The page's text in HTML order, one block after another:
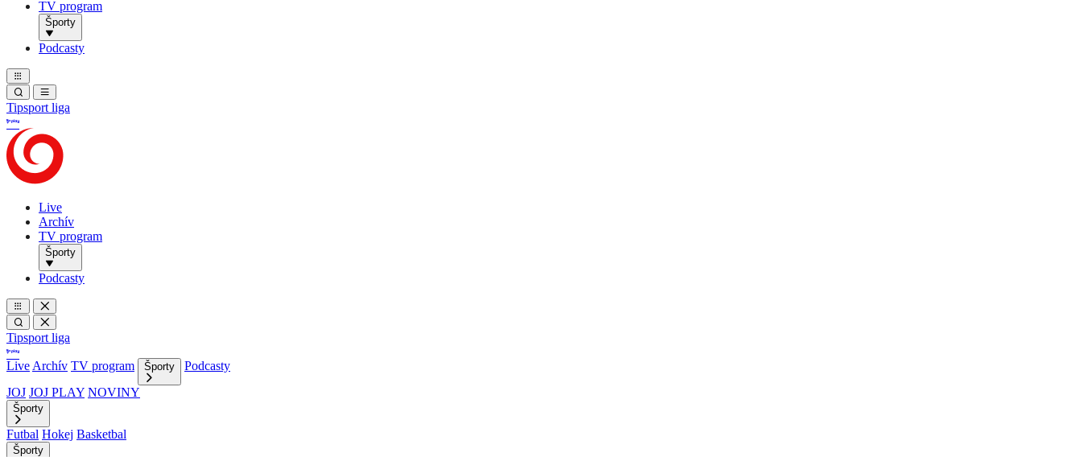
TV program
Športy
Podcasty
Tipsport liga
Live
Archív
TV program
Športy
Podcasty
Tipsport liga
Live Archív TV program Športy
Podcasty
JOJ JOJ PLAY NOVINY
Športy
Futbal Hokej Basketbal
Športy